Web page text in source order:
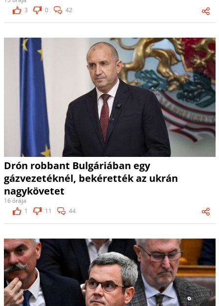
3
0 42
Drón robbant Bulgáriában egy
gázvezetéknél, bekérették az ukrán
nagykövetet
16 órája
1
11 44